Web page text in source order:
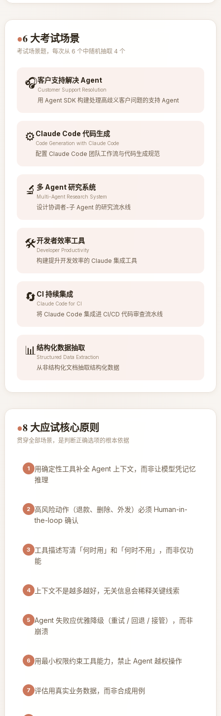
●6 大考试场景
考试场景题，每次从 6 个中随机抽取 4 个
🎧客户支持解决 Agent
Customer Support Resolution
用 Agent SDK 构建处理高歧义客户问题的支持 Agent
⚙️Claude Code 代码生成
Code Generation with Claude Code
配置 Claude Code 团队工作流与代码生成规范
🔬 多 Agent 研究系统
Multi-Agent Research System
设计协调者-子 Agent 的研究流水线
🛠️开发者效率工具
Developer Productivity
构建提升开发效率的 Claude 集成工具
🔄 CI 持续集成
Claude Code for CI
将 Claude Code 集成进 CI/CD 代码审查流水线
📊结构化数据抽取
Structured Data Extraction
从非结构化文档抽取结构化数据
●8 大应试核心原则
贯穿全部场景，是判断正确选项的根本依据
1
用确定性工具补全 Agent 上下文，而非让模型凭记忆
推理
2
高风险动作（退款、删除、外发）必须 Human-in-
the-loop 确认
3
工具描述写清「何时用」和「何时不用」，而非仅功
能
4 上下文不是越多越好，无关信息会稀释关键线索
5
Agent 失败应优雅降级（重试 / 回退 / 接管），而非
崩溃
6 用最小权限约束工具能力，禁止 Agent 越权操作
7 评估用真实业务数据，而非合成用例